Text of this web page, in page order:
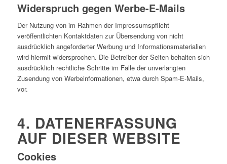
Widerspruch gegen Werbe-E-Mails
Der Nutzung von im Rahmen der Impressumspflicht
veröffentlichten Kontaktdaten zur Übersendung von nicht
ausdrücklich angeforderter Werbung und Informationsmaterialien
wird hiermit widersprochen. Die Betreiber der Seiten behalten sich
ausdrücklich rechtliche Schritte im Falle der unverlangten
Zusendung von Werbeinformationen, etwa durch Spam-E-Mails,
vor.
4. DATENERFASSUNG
AUF DIESER WEBSITE
Cookies